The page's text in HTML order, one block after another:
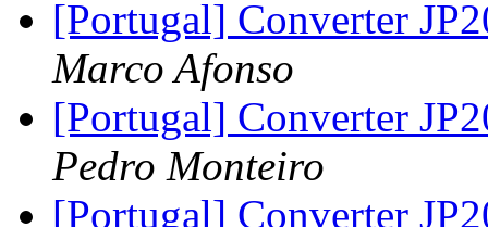
[Portugal] Converter
Marco Afonso
[Portugal] Converter
Pedro Monteiro
[Portugal] Converter